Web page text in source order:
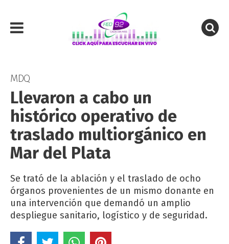
MDQ
Llevaron a cabo un
histórico operativo de
traslado multiorgánico en
Mar del Plata
Se trató de la ablación y el traslado de ocho
órganos provenientes de un mismo donante en
una intervención que demandó un amplio
despliegue sanitario, logístico y de seguridad.